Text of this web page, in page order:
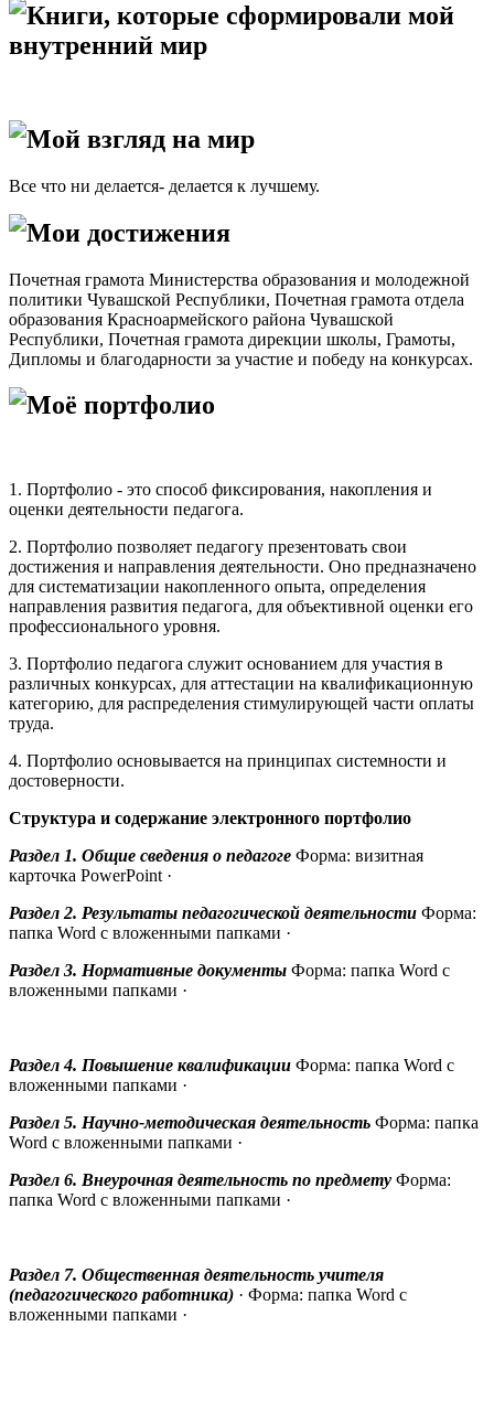
Книги, которые сформировали мой
внутренний мир
Мой взгляд на мир
Все что ни делается- делается к лучшему.
Мои достижения
Почетная грамота Министерства образования и молодежной
политики Чувашской Республики, Почетная грамота отдела
образования Красноармейского района Чувашской
Республики, Почетная грамота дирекции школы, Грамоты,
Дипломы и благодарности за участие и победу на конкурсах.
Моё портфолио
1. Портфолио - это способ фиксирования, накопления и
оценки деятельности педагога.
2. Портфолио позволяет педагогу презентовать свои
достижения и направления деятельности. Оно предназначено
для систематизации накопленного опыта, определения
направления развития педагога, для объективной оценки его
профессионального уровня.
3. Портфолио педагога служит основанием для участия в
различных конкурсах, для аттестации на квалификационную
категорию, для распределения стимулирующей части оплаты
труда.
4. Портфолио основывается на принципах системности и
достоверности.
Структура и содержание электронного портфолио
Раздел 1. Общие сведения о педагоге Форма: визитная
карточка PowerPoint ·
Раздел 2. Результаты педагогической деятельности Форма:
папка Word с вложенными папками ·
Раздел 3. Нормативные документы Форма: папка Word с
вложенными папками ·
Раздел 4. Повышение квалификации Форма: папка Word с
вложенными папками ·
Раздел 5. Научно-методическая деятельность Форма: папка
Word с вложенными папками ·
Раздел 6. Внеурочная деятельность по предмету Форма:
папка Word с вложенными папками ·
Раздел 7. Общественная деятельность учителя
(педагогического работника) · Форма: папка Word с
вложенными папками ·